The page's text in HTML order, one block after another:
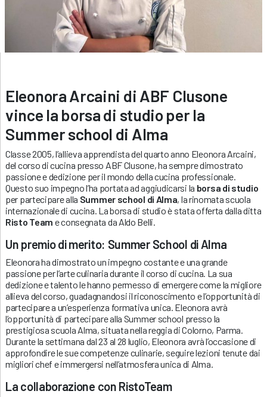
Eleonora Arcaini di ABF Clusone
vince la borsa di studio per la
Summer school di Alma
Classe 2005, l’allieva apprendista del quarto anno Eleonora Arcaini,
del corso di cucina presso ABF Clusone, ha sempre dimostrato
passione e dedizione per il mondo della cucina professionale.
Questo suo impegno l’ha portata ad aggiudicarsi la borsa di studio
per partecipare alla Summer school di Alma, la rinomata scuola
internazionale di cucina. La borsa di studio è stata offerta dalla ditta
Risto Team e consegnata da Aldo Belli.
Un premio di merito: Summer School di Alma
Eleonora ha dimostrato un impegno costante e una grande
passione per l’arte culinaria durante il corso di cucina. La sua
dedizione e talento le hanno permesso di emergere come la migliore
allieva del corso, guadagnandosi il riconoscimento e l’opportunità di
partecipare a un’esperienza formativa unica. Eleonora avrà
l’opportunità di partecipare alla Summer school presso la
prestigiosa scuola Alma, situata nella reggia di Colorno, Parma.
Durante la settimana dal 23 al 28 luglio, Eleonora avrà l’occasione di
approfondire le sue competenze culinarie, seguire lezioni tenute dai
migliori chef e immergersi nell’atmosfera unica di Alma.
La collaborazione con RistoTeam